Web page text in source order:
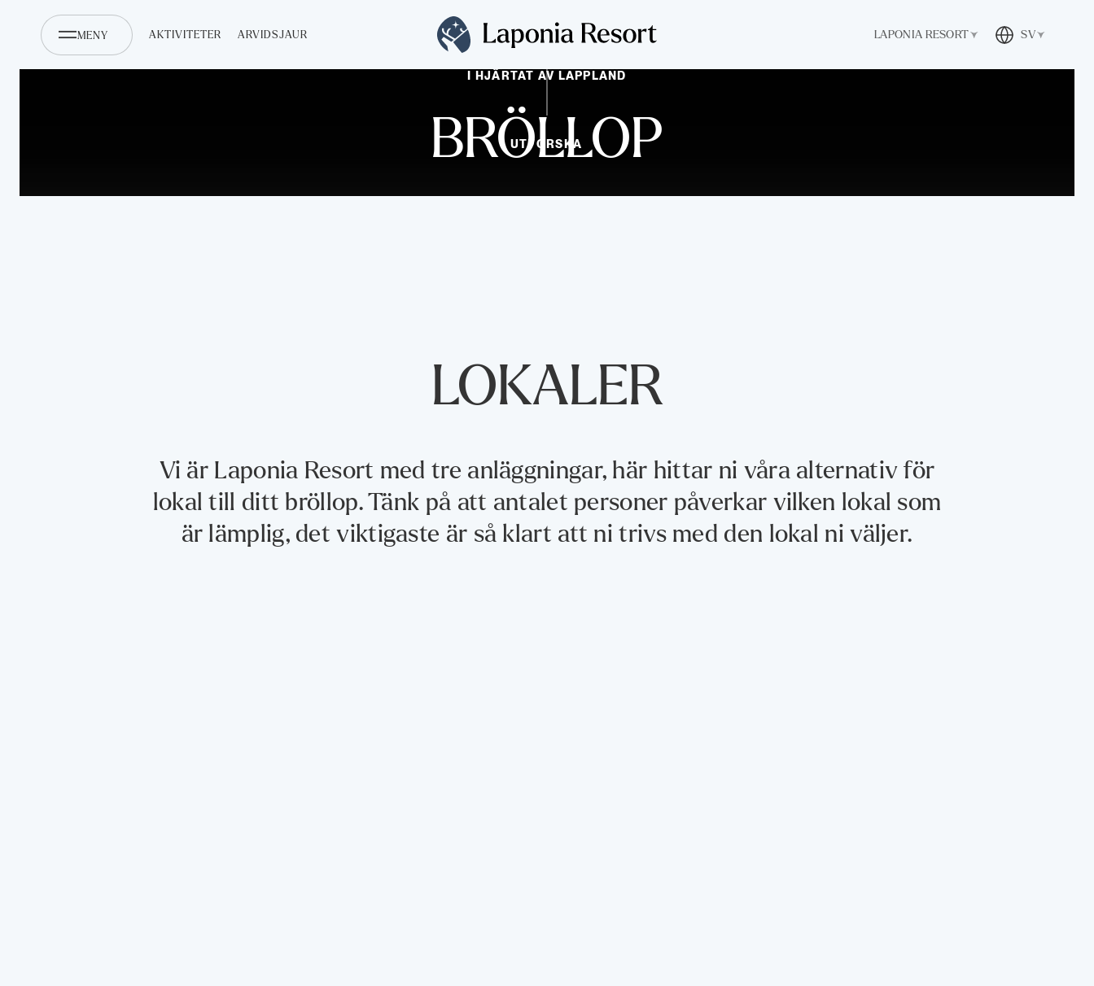
MENY AKTIVITETER ARVIDSJAUR LAPONIA RESORT SV
I HJÄRTAT AV LAPPLAND
BRÖLLOP
UTFORSKA
LOKALER
Vi är Laponia Resort med tre anläggningar, här hittar ni våra alternativ för
lokal till ditt bröllop. Tänk på att antalet personer påverkar vilken lokal som
är lämplig, det viktigaste är så klart att ni trivs med den lokal ni väljer.